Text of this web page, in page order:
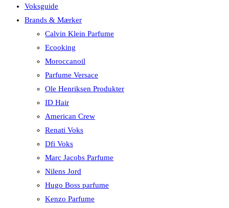
Voksguide
Brands & Mærker
Calvin Klein Parfume
Ecooking
Moroccanoil
Parfume Versace
Ole Henriksen Produkter
ID Hair
American Crew
Renati Voks
Dfi Voks
Marc Jacobs Parfume
Nilens Jord
Hugo Boss parfume
Kenzo Parfume